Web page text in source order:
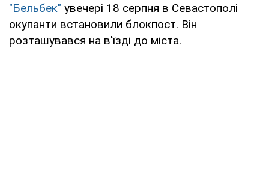
"Бельбек" увечері 18 серпня в Севастополі
окупанти встановили блокпост. Він
розташувався на в'їзді до міста.